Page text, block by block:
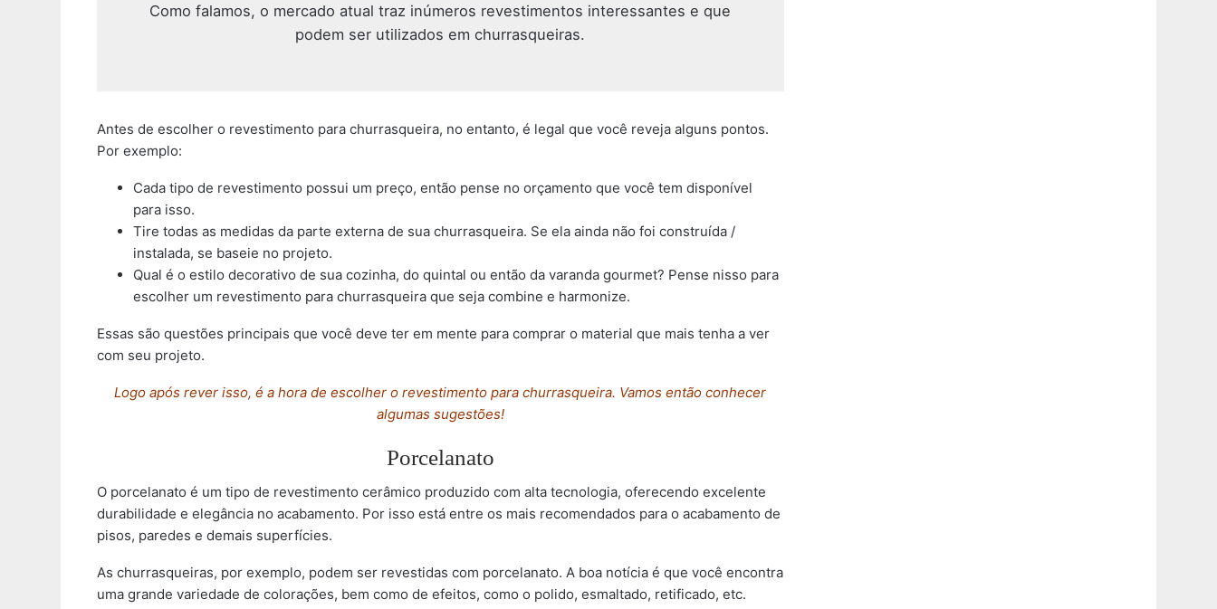
Como falamos, o mercado atual traz inúmeros revestimentos interessantes e que
podem ser utilizados em churrasqueiras.
Antes de escolher o revestimento para churrasqueira, no entanto, é legal que você reveja alguns pontos.
Por exemplo:
Cada tipo de revestimento possui um preço, então pense no orçamento que você tem disponível
para isso.
Tire todas as medidas da parte externa de sua churrasqueira. Se ela ainda não foi construída /
instalada, se baseie no projeto.
Qual é o estilo decorativo de sua cozinha, do quintal ou então da varanda gourmet? Pense nisso para
escolher um revestimento para churrasqueira que seja combine e harmonize.
Essas são questões principais que você deve ter em mente para comprar o material que mais tenha a ver
com seu projeto.
Logo após rever isso, é a hora de escolher o revestimento para churrasqueira. Vamos então conhecer
algumas sugestões!
Porcelanato
O porcelanato é um tipo de revestimento cerâmico produzido com alta tecnologia, oferecendo excelente
durabilidade e elegância no acabamento. Por isso está entre os mais recomendados para o acabamento de
pisos, paredes e demais superfícies.
As churrasqueiras, por exemplo, podem ser revestidas com porcelanato. A boa notícia é que você encontra
uma grande variedade de colorações, bem como de efeitos, como o polido, esmaltado, retificado, etc.